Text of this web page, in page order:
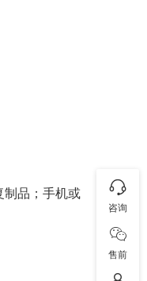
制品；手机或
咨询
售前